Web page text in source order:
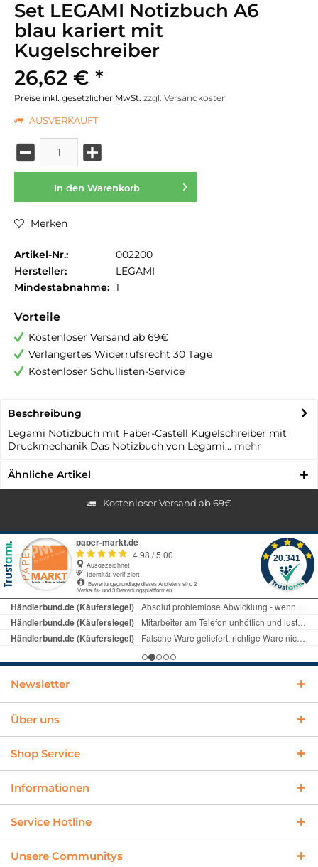
Set LEGAMI Notizbuch A6
blau kariert mit
Kugelschreiber
26,62 € *
Preise inkl. gesetzlicher MwSt. zzgl. Versandkosten
AUSVERKAUFT
In den Warenkorb
Merken
Artikel-Nr.:
002200
Hersteller:
LEGAMI
Mindestabnahme: 1
Vorteile
Kostenloser Versand ab 69€
Verlängertes Widerrufsrecht 30 Tage
Kostenloser Schullisten-Service
Beschreibung
Legami Notizbuch mit Faber-Castell Kugelschreiber mit
Druckmechanik Das Notizbuch von Legami... mehr
Ähnliche Artikel
Kostenloser Versand ab 69€
Newsletter
Über uns
Shop Service
Informationen
Service Hotline
Unsere Communitys